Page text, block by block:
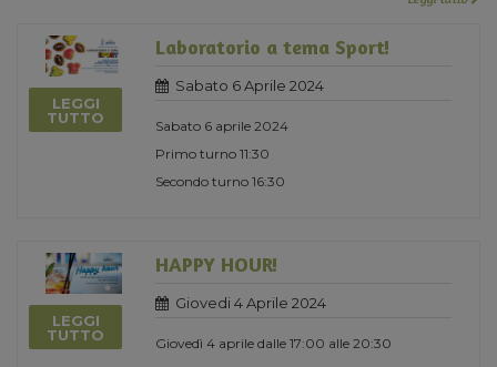
LEGGI
TUTTO
Laboratorio a tema Sport!
Sabato 6 Aprile 2024
Sabato 6 aprile 2024
Primo turno 11:30
Secondo turno 16:30
LEGGI
TUTTO
HAPPY HOUR!
Giovedi 4 Aprile 2024
Giovedì 4 aprile dalle 17:00 alle 20:30